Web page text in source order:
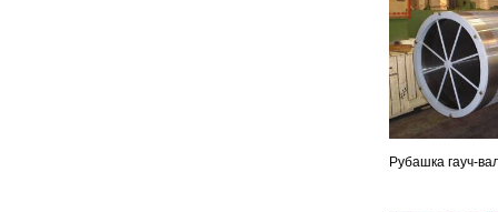
Рубашка гауч-